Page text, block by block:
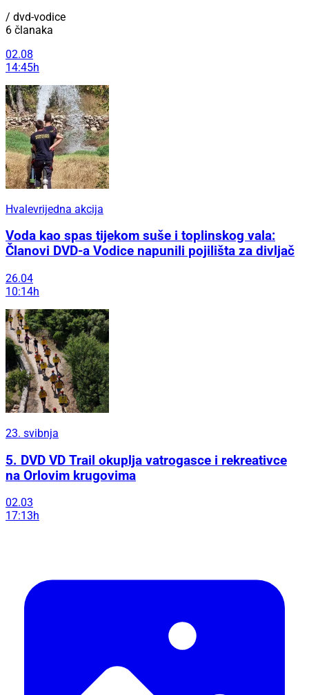
/ dvd-vodice
6 članaka
02.08
14:45h
Hvalevrijedna akcija
Voda kao spas tijekom suše i toplinskog vala:
Članovi DVD-a Vodice napunili pojilišta za divljač
26.04
10:14h
23. svibnja
5. DVD VD Trail okuplja vatrogasce i rekreativce
na Orlovim krugovima
02.03
17:13h